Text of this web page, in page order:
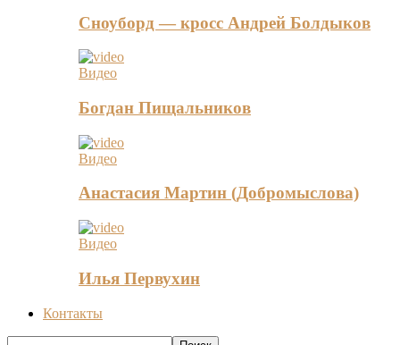
Сноуборд — кросс Андрей Болдыков
Видео
Богдан Пищальников
Видео
Анастасия Мартин (Добромыслова)
Видео
Илья Первухин
Контакты